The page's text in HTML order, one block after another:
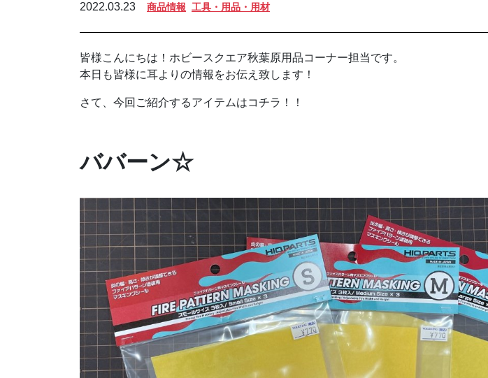
2022.03.23 商品情報 工具・用品・用材
皆様こんにちは！ホビースクエア秋葉原用品コーナー担当です。
本日も皆様に耳よりの情報をお伝え致します！
さて、今回ご紹介するアイテムはコチラ！！
ババーン☆